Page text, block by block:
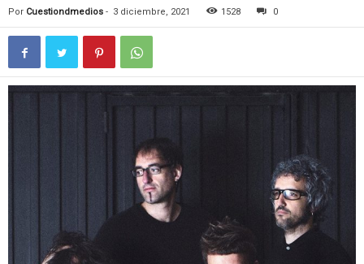
Por Cuestiondmedios - 3 diciembre, 2021 1528 0